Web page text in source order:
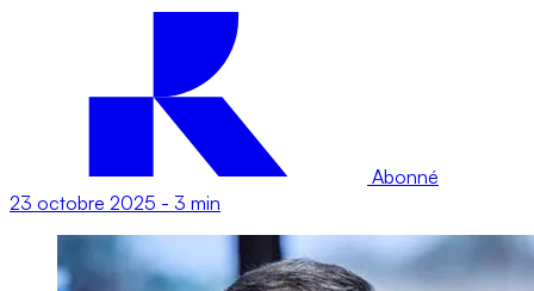
Abonné
23 octobre 2025 - 3 min